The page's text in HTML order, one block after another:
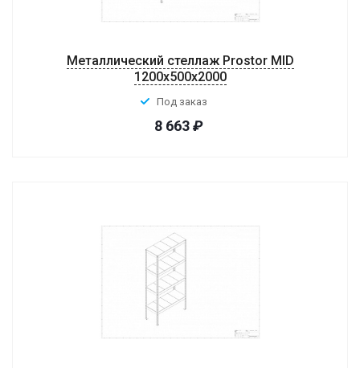
Металлический стеллаж Prostor MID
1200x500x2000
Под заказ
8 663₽